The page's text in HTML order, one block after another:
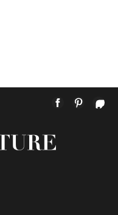
Facebook